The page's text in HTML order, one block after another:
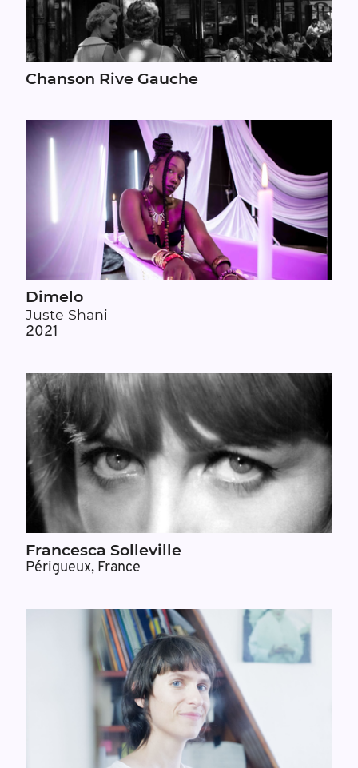
Chanson Rive Gauche
Dimelo
Juste Shani
2021
Francesca Solleville
Périgueux, France